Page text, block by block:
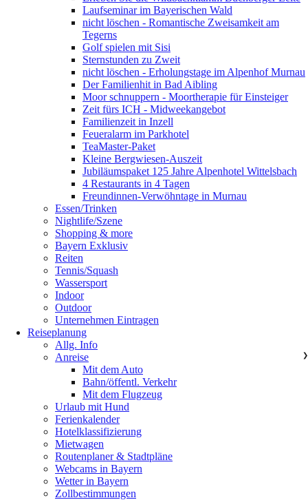
Laufseminar im Bayerischen Wald
nicht löschen - Romantische Zweisamkeit am
Tegerns
Golf spielen mit Sisi
Sternstunden zu Zweit
nicht löschen - Erholungstage im Alpenhof Murnau
Der Familienhit in Bad Aibling
Moor schnuppern - Moortherapie für Einsteiger
Zeit fürs ICH - Midweekangebot
Familienzeit in Inzell
Feueralarm im Parkhotel
TeaMaster-Paket
Kleine Bergwiesen-Auszeit
Jubiläumspaket 125 Jahre Alpenhotel Wittelsbach
4 Restaurants in 4 Tagen
Freundinnen-Verwöhntage in Murnau
Essen/Trinken
Nightlife/Szene
Shopping & more
Bayern Exklusiv
Reiten
Tennis/Squash
Wassersport
Indoor
Outdoor
Unternehmen Eintragen
Reiseplanung
Allg. Info
Anreise
❯
Mit dem Auto
Bahn/öffentl. Verkehr
Mit dem Flugzeug
Urlaub mit Hund
Ferienkalender
Hotelklassifizierung
Mietwagen
Routenplaner & Stadtpläne
Webcams in Bayern
Wetter in Bayern
Zollbestimmungen